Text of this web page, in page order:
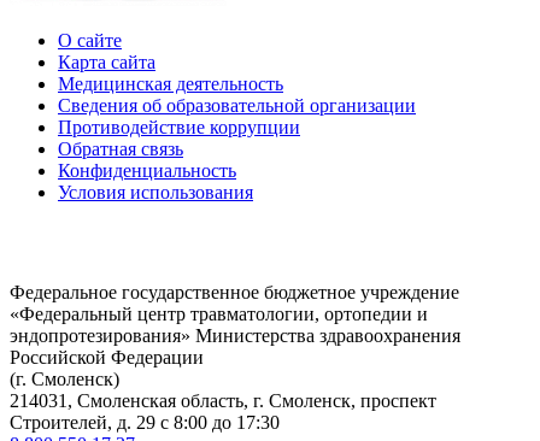
О сайте
Карта сайта
Медицинская деятельность
Сведения об образовательной организации
Противодействие коррупции
Обратная связь
Конфиденциальность
Условия использования
Федеральное государственное бюджетное учреждение
«Федеральный центр травматологии, ортопедии и
эндопротезирования» Министерства здравоохранения
Российской Федерации
(г. Смоленск)
214031, Смоленская область, г. Смоленск, проспект
Строителей, д. 29 с 8:00 до 17:30